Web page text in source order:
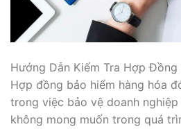
Hướng Dẫn Kiểm Tra Hợp Đồng
Hợp đồng bảo hiểm hàng hóa
trong việc bảo vệ doanh
không mong muốn trong quá